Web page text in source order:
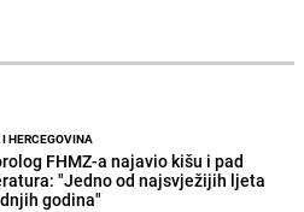
HERCEGOVINA
FHMZ-a najavio kišu i pad
"Jedno od najsvježijih ljeta
godina"